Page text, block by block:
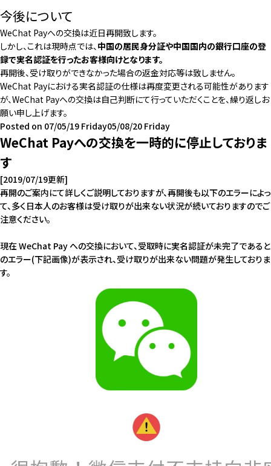
今後について
WeChat Payへの交換は近日再開致します。
しかし、これは現時点では、中国の居民身分証や中国国内の銀行口座の登
録で実名認証を行ったお客様向けとなります。
再開後、受け取りができなかった場合の返金対応等は致しません。
WeChat Payにおける実名認証の仕様は再度変更される可能性があります
が、WeChat Payへの交換は自己判断にて行っていただくことを、繰り返しお
願い申し上げます。
Posted on 07/05/19 Friday05/08/20 Friday
WeChat Payへの交換を一時的に停止しておりま
す
[2019/07/19更新]
再開のご案内にて詳しくご説明しておりますが、再開後も以下のエラーによっ
て、多く日本人のお客様は受け取りが出来ない状況が続いておりますのでご
注意ください。
現在 WeChat Pay への交換において、受取時に実名認証が未完了であると
のエラー(下記画像)が表示され、受け取りが出来ない問題が発生しておりま
す。